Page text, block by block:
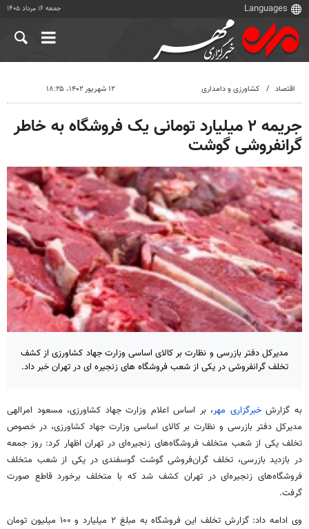
جمعه ۱۶ مرداد ۱۴۰۵
اقتصاد کشاورزی و دامداری ۱۲ شهریور ۱۴۰۲، ۱۸:۲۵
جریمه ۲ میلیارد تومانی یک فروشگاه به خاطر
گرانفروشی گوشت
مدیرکل دفتر بازرسی و نظارت بر کالای اساسی وزارت جهاد کشاورزی از کشف
تخلف گرانفروشی در یکی از شعب فروشگاه های زنجیره ای در تهران خبر داد.
به گزارشخبرگزاری مهر، بر اساس اعلام وزارت جهاد کشاورزی، مسعود امرالهی
مدیرکل دفتر بازرسی و نظارت بر کالای اساسی وزارت جهاد کشاورزی، در خصوص
تخلف یکی از شعب متخلف فروشگاه‌های زنجیره‌ای در تهران اظهار کرد: روز جمعه
در بازدید بازرسی، تخلف گران‌فروشی گوشت گوسفندی در یکی از شعب متخلف
فروشگاه‌های زنجیره‌ای در تهران کشف شد که با متخلف برخورد قاطع صورت
گرفت.
وی ادامه داد: گزارش تخلف این فروشگاه به مبلغ ۲ میلیارد و ۱۰۰ میلیون تومان